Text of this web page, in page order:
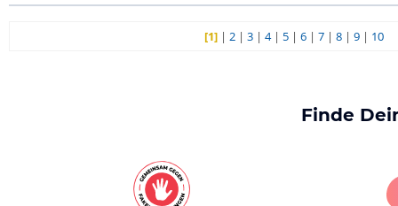
[1]| 2| 3| 4| 5| 6| 7| 8| 9| 10
Finde